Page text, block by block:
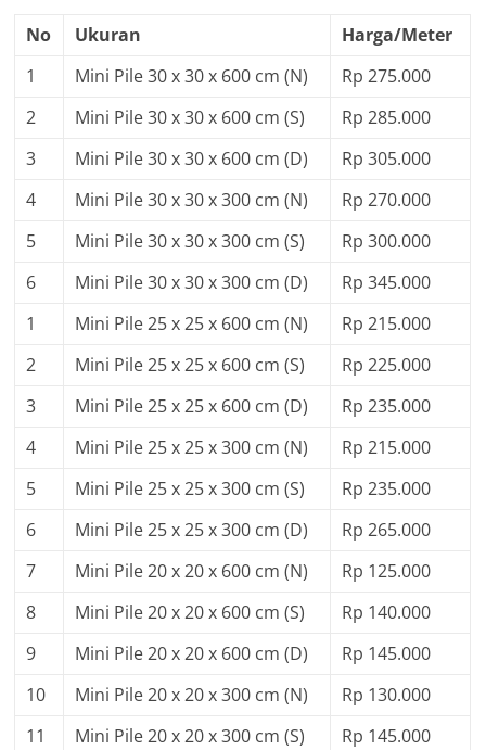
No Ukuran
Harga/Meter
1
Mini Pile 30 x 30 x 600 cm (N)
Rp 275.000
2
Mini Pile 30 x 30 x 600 cm (S)
Rp 285.000
3
Mini Pile 30 x 30 x 600 cm (D)
Rp 305.000
4
Mini Pile 30 x 30 x 300 cm (N)
Rp 270.000
5
Mini Pile 30 x 30 x 300 cm (S)
Rp 300.000
6
Mini Pile 30 x 30 x 300 cm (D)
Rp 345.000
1
Mini Pile 25 x 25 x 600 cm (N)
Rp 215.000
2
Mini Pile 25 x 25 x 600 cm (S)
Rp 225.000
3
Mini Pile 25 x 25 x 600 cm (D)
Rp 235.000
4
Mini Pile 25 x 25 x 300 cm (N)
Rp 215.000
5
Mini Pile 25 x 25 x 300 cm (S)
Rp 235.000
6
Mini Pile 25 x 25 x 300 cm (D)
Rp 265.000
7
Mini Pile 20 x 20 x 600 cm (N)
Rp 125.000
8
Mini Pile 20 x 20 x 600 cm (S)
Rp 140.000
9
Mini Pile 20 x 20 x 600 cm (D)
Rp 145.000
10
Mini Pile 20 x 20 x 300 cm (N)
Rp 130.000
11
Mini Pile 20 x 20 x 300 cm (S)
Rp 145.000